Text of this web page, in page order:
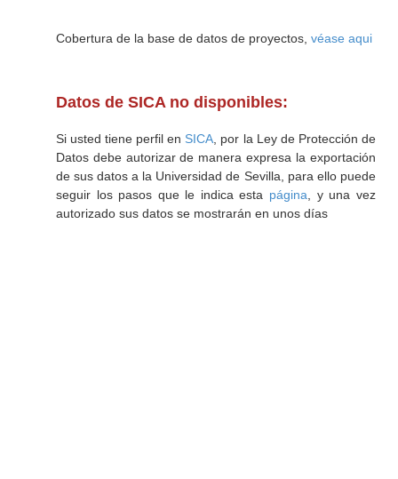
Cobertura de la base de datos de proyectos, véase aqui
Datos de SICA no disponibles:
Si usted tiene perfil en SICA , por la Ley de Protección de
Datos debe autorizar de manera expresa la exportación
de sus datos a la Universidad de Sevilla, para ello puede
seguir los pasos que le indica esta página , y una vez
autorizado sus datos se mostrarán en unos días